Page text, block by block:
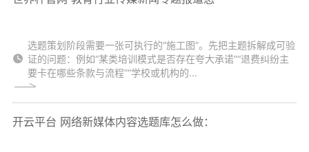
选题策划阶段需要一张可执行的“施工图”。先把主题拆解成可验
证的问题：例如“某类培训模式是否存在夸大承诺”“退费纠纷主
要卡在哪些条款与流程”“学校或机构的...
开云平台 网络新媒体内容选题库怎么做：